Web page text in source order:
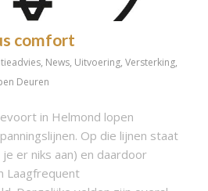
comfort
, News, Uitvoering, Versterking,
Deuren
in Helmond lopen
Op die lijnen staat
er niks aan) en daardoor
Laagfrequent